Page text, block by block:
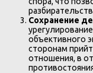
Сохранение
объективного
сторонам
отношения, в